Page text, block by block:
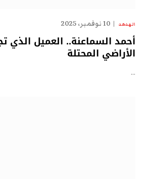
الهدهد 10 نوفمبر، 2025
أحمد السماعنة.. العميل
الأراضي المحتلة
…